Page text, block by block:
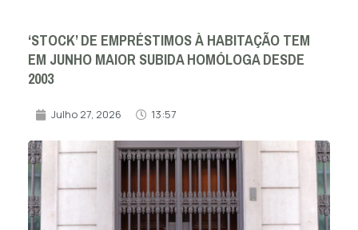
‘STOCK’ DE EMPRÉSTIMOS À HABITAÇÃO TEM
EM JUNHO MAIOR SUBIDA HOMÓLOGA DESDE
2003
Julho 27, 2026 13:57